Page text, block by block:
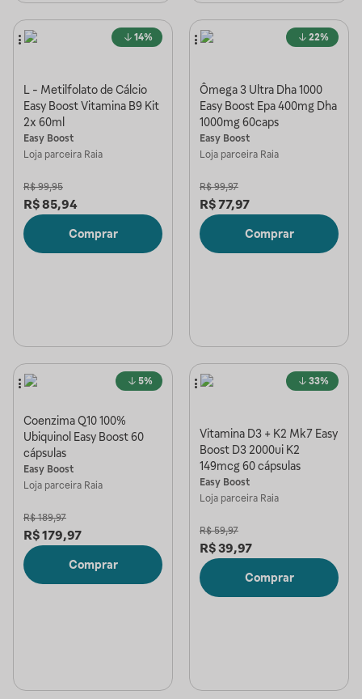
14%
L - Metilfolato de Cálcio
Easy Boost Vitamina B9 Kit
2x 60ml
Easy Boost
Loja parceira Raia
R$ 99,95
R$85,94
Comprar
22%
Ômega 3 Ultra Dha 1000
Easy Boost Epa 400mg Dha
1000mg 60caps
Easy Boost
Loja parceira Raia
R$ 99,97
R$77,97
Comprar
5%
Coenzima Q10 100%
Ubiquinol Easy Boost 60
cápsulas
Easy Boost
Loja parceira Raia
R$ 189,97
R$179,97
Comprar
33%
Vitamina D3 + K2 Mk7 Easy
Boost D3 2000ui K2
149mcg 60 cápsulas
Easy Boost
Loja parceira Raia
R$ 59,97
R$39,97
Comprar